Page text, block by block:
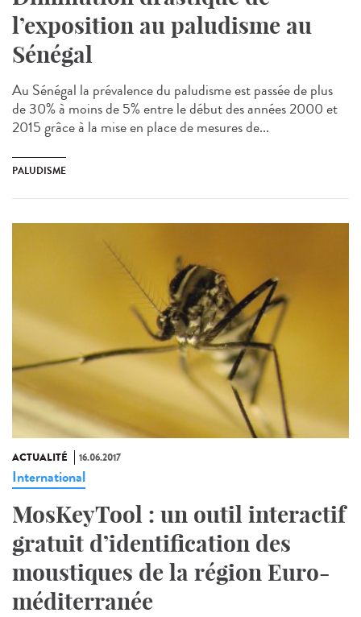
l’exposition au paludisme au
Sénégal
Au Sénégal la prévalence du paludisme est passée de plus
de 30% à moins de 5% entre le début des années 2000 et
2015 grâce à la mise en place de mesures de...
PALUDISME
ACTUALITÉ 16.06.2017
International
MosKeyTool : un outil interactif
gratuit d’identification des
moustiques de la région Euro-
méditerranée